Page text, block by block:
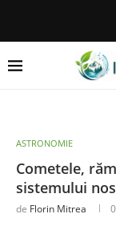
ASTRONOMIE
Cometele,
sistemului
de Florin Mitrea